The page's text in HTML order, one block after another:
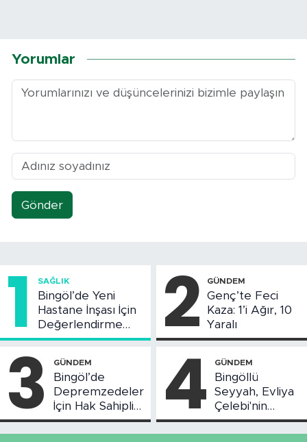
Yorumlar
Gönder
1 SAĞLIK
Bingöl’de Yeni
Hastane İnşası İçin
Değerlendirme
Toplantısı Yapıldı
2 GÜNDEM
Genç’te Feci
Kaza: 1’i Ağır, 10
Yaralı
3 GÜNDEM
Bingöl’de
Depremzedeler
İçin Hak Sahipliği
Askı Süreci
Başladı
4 GÜNDEM
Bingöllü
Seyyah, Evliya
Çelebi'nin
Bahsettiği
Bingöl'deki O